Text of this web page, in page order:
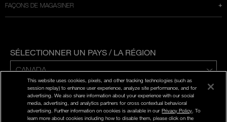
FAÇONS DE MAGASINER
SÉLECTIONNER UN PAYS / LA RÉGION
ENG | FR
POLITIQUE DE CONFIDENTIALITÉ
CONDITIONS D'UTILISATION
This website uses cookies, pixels, and other tracking technologies (such as
session replay) to enhance user experience, analyze site performance, and for
advertising. We also share information about your experience with our social
media, advertising, and analytics partners for cross contextual behavioral
advertising. Further information on cookies is available in our Privacy Policy . To
learn more about cookies including how to disable them, please click on the